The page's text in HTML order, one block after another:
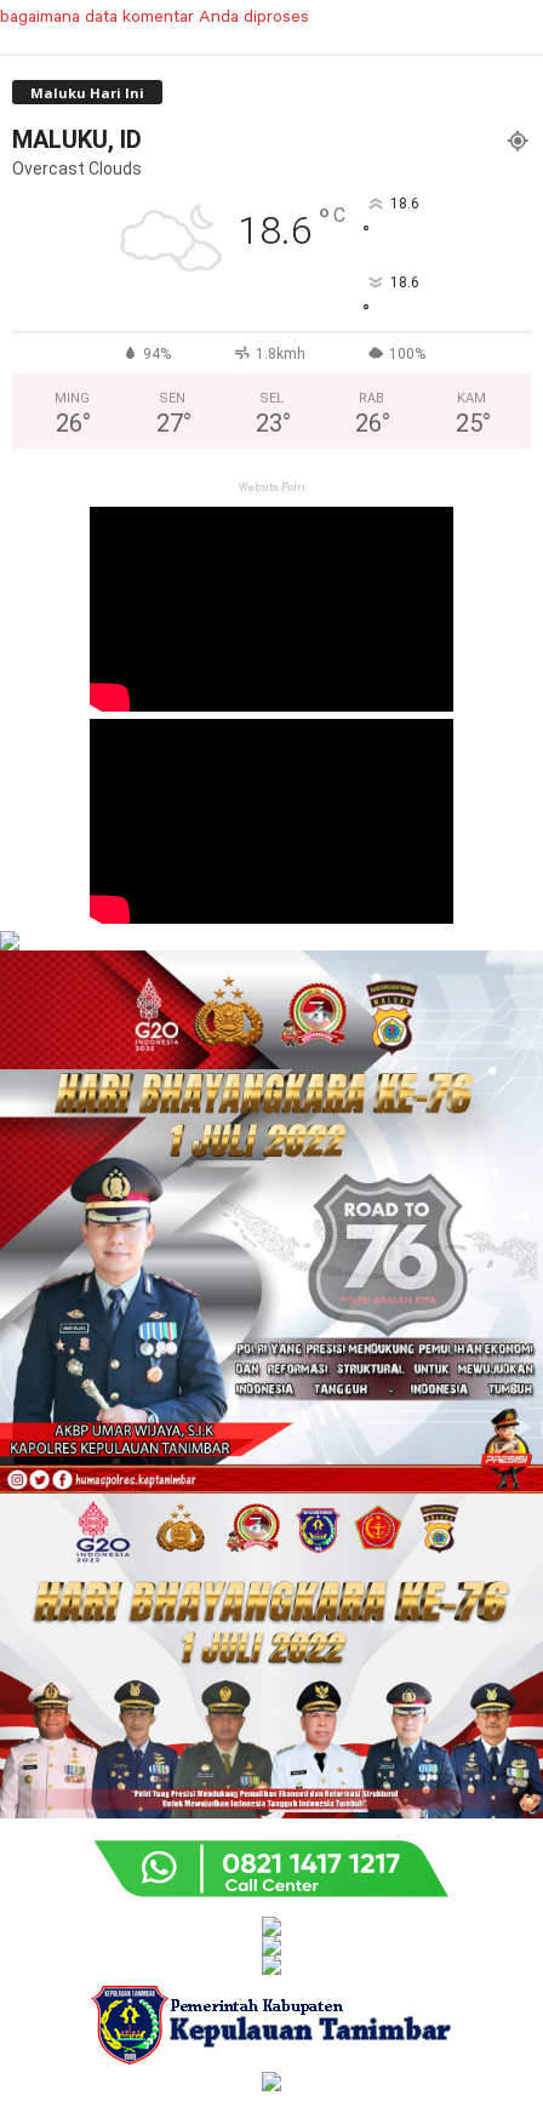
bagaimana data komentar Anda diproses
Maluku Hari Ini
MALUKU, ID
Overcast Clouds
18.6 ° C 18.6
°
18.6
°
94% 1.8kmh 100%
MING
26°
SEN
27°
SEL
23°
RAB
26°
KAM
25°
Website Polri